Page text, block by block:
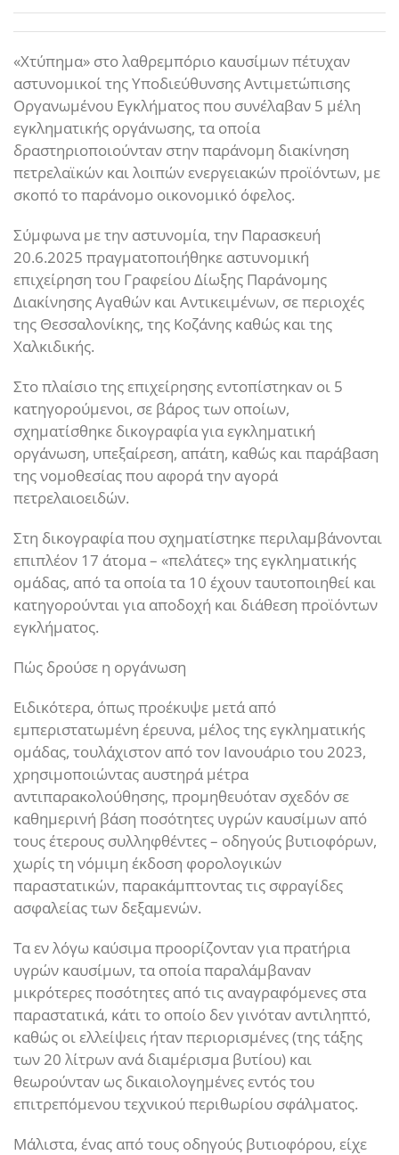
«Χτύπημα» στο λαθρεμπόριο καυσίμων πέτυχαν
αστυνομικοί της Υποδιεύθυνσης Αντιμετώπισης
Οργανωμένου Εγκλήματος που συνέλαβαν 5 μέλη
εγκληματικής οργάνωσης, τα οποία
δραστηριοποιούνταν στην παράνομη διακίνηση
πετρελαϊκών και λοιπών ενεργειακών προϊόντων, με
σκοπό το παράνομο οικονομικό όφελος.
Σύμφωνα με την αστυνομία, την Παρασκευή
20.6.2025 πραγματοποιήθηκε αστυνομική
επιχείρηση του Γραφείου Δίωξης Παράνομης
Διακίνησης Αγαθών και Αντικειμένων, σε περιοχές
της Θεσσαλονίκης, της Κοζάνης καθώς και της
Χαλκιδικής.
Στο πλαίσιο της επιχείρησης εντοπίστηκαν οι 5
κατηγορούμενοι, σε βάρος των οποίων,
σχηματίσθηκε δικογραφία για εγκληματική
οργάνωση, υπεξαίρεση, απάτη, καθώς και παράβαση
της νομοθεσίας που αφορά την αγορά
πετρελαιοειδών.
Στη δικογραφία που σχηματίστηκε περιλαμβάνονται
επιπλέον 17 άτομα – «πελάτες» της εγκληματικής
ομάδας, από τα οποία τα 10 έχουν ταυτοποιηθεί και
κατηγορούνται για αποδοχή και διάθεση προϊόντων
εγκλήματος.
Πώς δρούσε η οργάνωση
Ειδικότερα, όπως προέκυψε μετά από
εμπεριστατωμένη έρευνα, μέλος της εγκληματικής
ομάδας, τουλάχιστον από τον Ιανουάριο του 2023,
χρησιμοποιώντας αυστηρά μέτρα
αντιπαρακολούθησης, προμηθευόταν σχεδόν σε
καθημερινή βάση ποσότητες υγρών καυσίμων από
τους έτερους συλληφθέντες – οδηγούς βυτιοφόρων,
χωρίς τη νόμιμη έκδοση φορολογικών
παραστατικών, παρακάμπτοντας τις σφραγίδες
ασφαλείας των δεξαμενών.
Τα εν λόγω καύσιμα προορίζονταν για πρατήρια
υγρών καυσίμων, τα οποία παραλάμβαναν
μικρότερες ποσότητες από τις αναγραφόμενες στα
παραστατικά, κάτι το οποίο δεν γινόταν αντιληπτό,
καθώς οι ελλείψεις ήταν περιορισμένες (της τάξης
των 20 λίτρων ανά διαμέρισμα βυτίου) και
θεωρούνταν ως δικαιολογημένες εντός του
επιτρεπόμενου τεχνικού περιθωρίου σφάλματος.
Μάλιστα, ένας από τους οδηγούς βυτιοφόρου, είχε